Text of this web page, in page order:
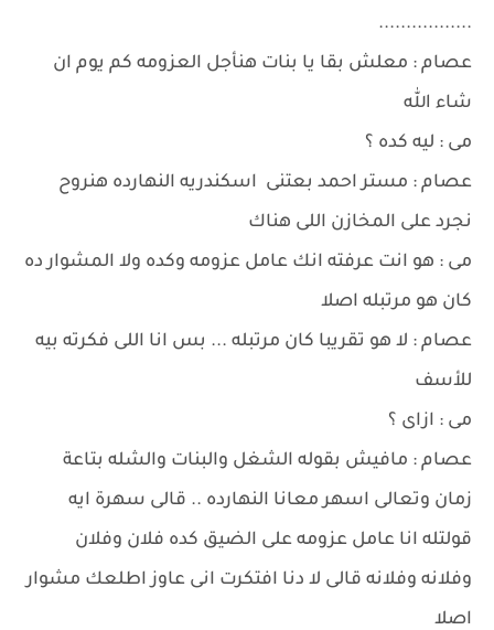
.................
عصام : معلش بقا يا بنات هنأجل العزومه كم يوم ان
شاء الله
مى : ليه كده ؟
عصام : مستر احمد بعتنى اسكندريه النهارده هنروح
نجرد على المخازن اللى هناك
مى : هو انت عرفته انك عامل عزومه وكده ولا المشوار ده
كان هو مرتبله اصلا
عصام : لا هو تقريبا كان مرتبله ... بس انا اللى فكرته بيه
للأسف
مى : ازاى ؟
عصام : مافيش بقوله الشغل والبنات والشله بتاعة
زمان وتعالى اسهر معانا النهارده .. قالى سهرة ايه
قولتله انا عامل عزومه على الضيق كده فلان وفلان
وفلانه وفلانه قالى لا دنا افتكرت انى عاوز اطلعك مشوار
اصلا